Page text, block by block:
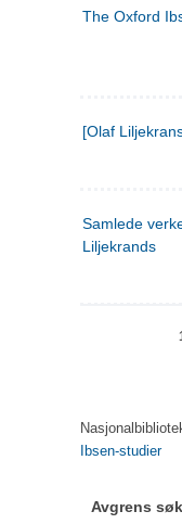
The Oxford
[Olaf
Samlede
Liljekrands
Ibsen-studier
Avgrens